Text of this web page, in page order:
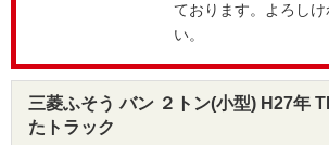
ております。よろし
い。
三菱ふそう バン ２トン(小型) H27年
たトラック